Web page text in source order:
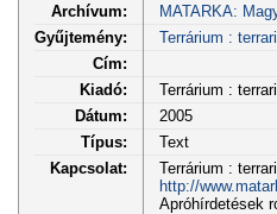
Archívum:
MATARKA:
Gyűjtemény:
Terrárium :
Cím:
Kiadó:
Terrárium :
Dátum:
2005
Típus:
Text
Kapcsolat:
Terrárium :
http://
Apróhírdetések